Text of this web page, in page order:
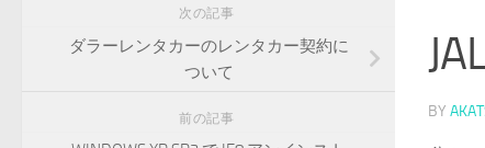
BY
次の記事
ダラーレンタカーのレンタカー契約に
ついて
前の記事